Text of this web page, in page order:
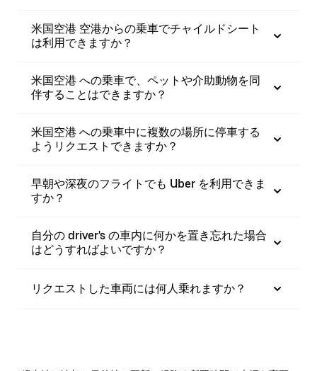
米国空港 空港からの乗車でチャイルドシート
は利用できますか？
米国空港 への乗車で、ペットや介助動物を同
伴することはできますか？
米国空港 への乗車中に複数の場所に停車する
ようリクエストできますか？
早朝や深夜のフライトでも Uber を利用できま
すか？
自分の driver's の車内に何かを置き忘れた場合
はどうすればよいですか？
リクエストした車両には何人乗れますか？